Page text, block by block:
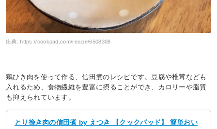
出典:https://cookpad.com/recipe/6508308
鶏ひき肉を使って作る、信田煮のレシピです。豆腐や椎茸なども
入れるため、食物繊維を豊富に摂ることができ、カロリーや脂質
も抑えられています。
とり挽き肉の信田煮 by えつき 【クックパッド】 簡単おい